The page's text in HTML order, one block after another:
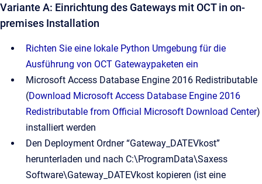
Variante A: Einrichtung des Gateways mit OCT in on-
premises Installation
Richten Sie eine lokale Python Umgebung für die
Ausführung von OCT Gatewaypaketen ein
Microsoft Access Database Engine 2016 Redistributable
(Download Microsoft Access Database Engine 2016
Redistributable from Official Microsoft Download Center)
installiert werden
Den Deployment Ordner “Gateway_DATEVkost”
herunterladen und nach C:\ProgramData\Saxess
Software\Gateway_DATEVkost kopieren (ist eine